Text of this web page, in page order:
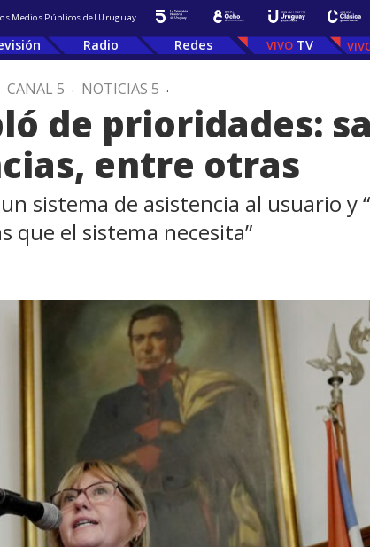
Medios Públicos del Uruguay
Radio Redes TV
CANAL 5 . NOTICIAS 5 .
de prioridades:
entre otras
sistema de asistencia al usuario y
que el sistema necesita”